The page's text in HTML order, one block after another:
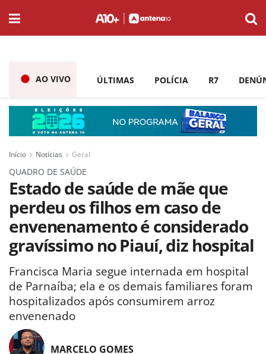
AO VIVO ÚLTIMAS POLÍCIA R7
Início Notícias Geral
QUADRO DE SAÚDE
Estado de saúde de mãe que
perdeu os filhos em caso de
envenenamento é considerado
gravíssimo no Piauí, diz hospital
Francisca Maria segue internada em hospital
de Parnaíba; ela e os demais familiares foram
hospitalizados após consumirem arroz
envenenado
MARCELO GOMES